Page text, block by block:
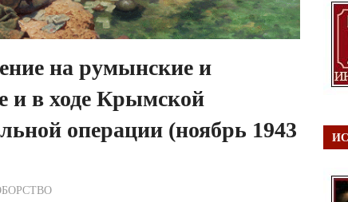
на румынские и
и в ходе Крымской
операции (ноябрь 1943